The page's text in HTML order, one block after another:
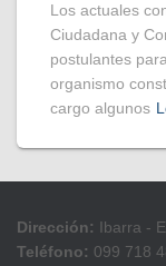
Los actuales
Ciudadana y
postulantes
organismo
cargo algunos
Dirección: Ibarra -
Teléfono: 099 718